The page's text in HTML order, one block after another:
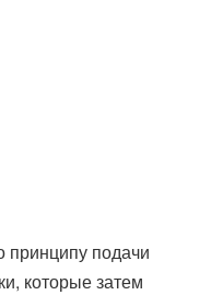
принципу подачи
которые затем